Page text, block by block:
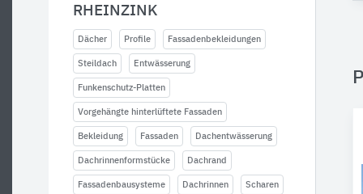
RHEINZINK
Dächer Profile Fassadenbekleidungen
Steildach Entwässerung
Funkenschutz-Platten
Vorgehängte hinterlüftete Fassaden
Bekleidung Fassaden Dachentwässerung
Dachrinnenformstücke Dachrand
Fassadenbausysteme Dachrinnen Scharen